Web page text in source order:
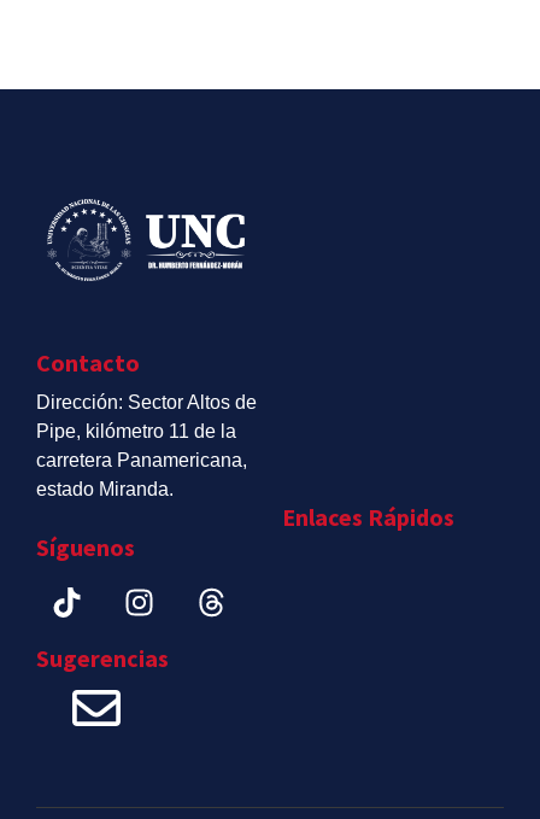
Contacto
Dirección: Sector Altos de
Pipe, kilómetro 11 de la
carretera Panamericana,
estado Miranda.
Síguenos
Sugerencias
Enlaces Rápidos